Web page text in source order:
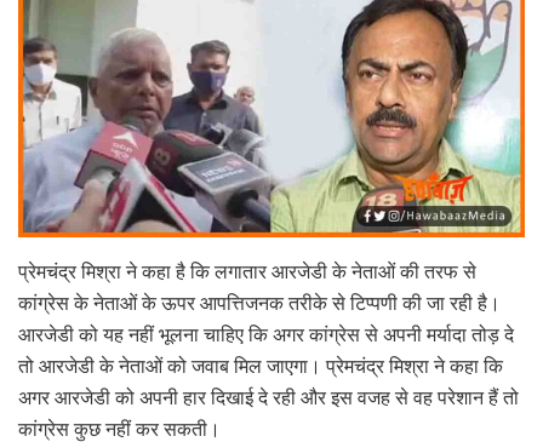
प्रेमचंद्र मिश्रा ने कहा है कि लगातार आरजेडी के नेताओं की तरफ से
कांग्रेस के नेताओं के ऊपर आपत्तिजनक तरीके से टिप्पणी की जा रही है।
आरजेडी को यह नहीं भूलना चाहिए कि अगर कांग्रेस से अपनी मर्यादा तोड़ दे
तो आरजेडी के नेताओं को जवाब मिल जाएगा। प्रेमचंद्र मिश्रा ने कहा कि
अगर आरजेडी को अपनी हार दिखाई दे रही और इस वजह से वह परेशान हैं तो
कांग्रेस कुछ नहीं कर सकती।